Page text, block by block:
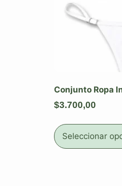
Conjunto Ropa
$3.700,00
Seleccionar